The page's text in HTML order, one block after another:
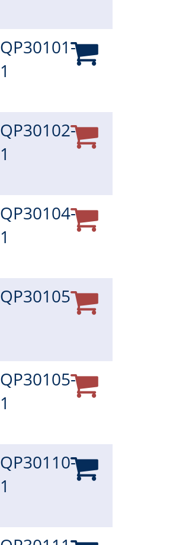
QP30101-
1
QP30102-
1
QP30104-
1
QP30105
QP30105-
1
QP30110-
1